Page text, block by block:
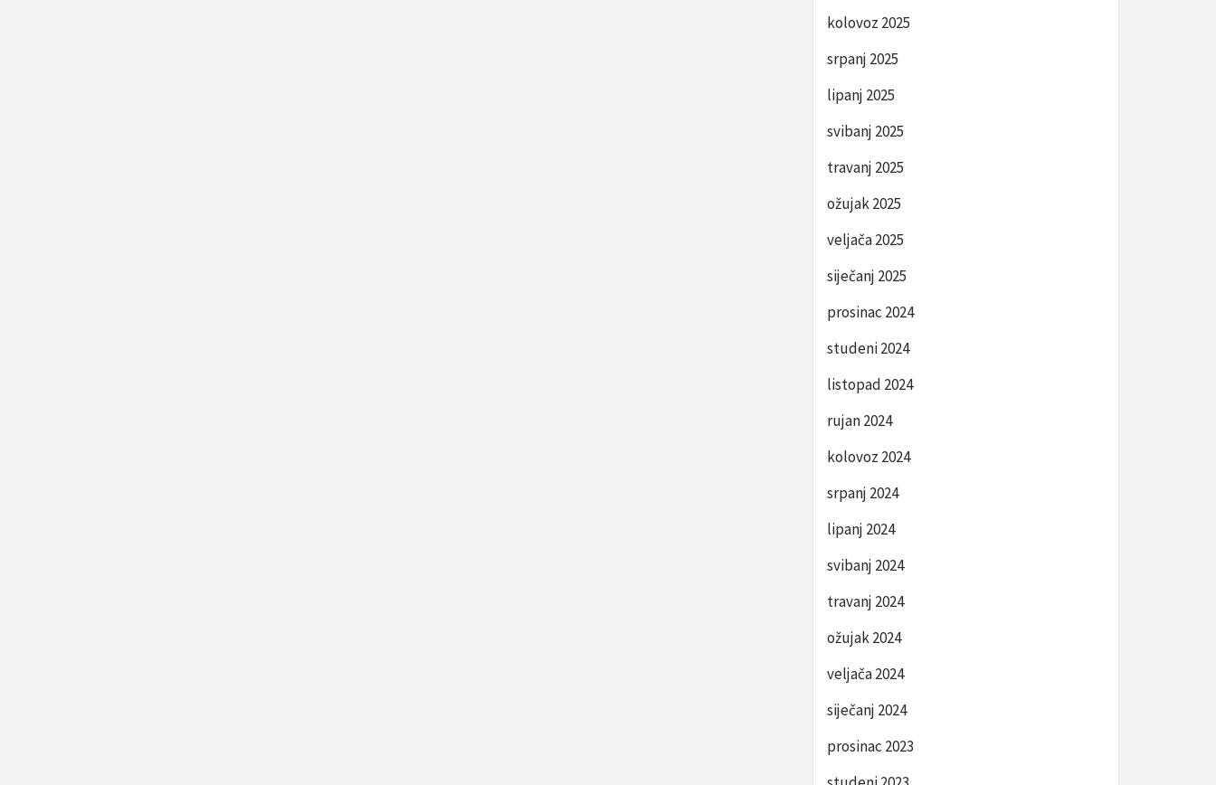
kolovoz 2025
srpanj 2025
lipanj 2025
svibanj 2025
travanj 2025
ožujak 2025
veljača 2025
siječanj 2025
prosinac 2024
studeni 2024
listopad 2024
rujan 2024
kolovoz 2024
srpanj 2024
lipanj 2024
svibanj 2024
travanj 2024
ožujak 2024
veljača 2024
siječanj 2024
prosinac 2023